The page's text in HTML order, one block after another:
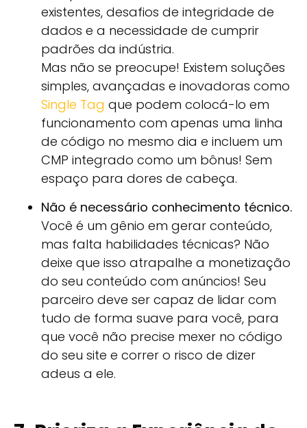
existentes, desafios de integridade de
dados e a necessidade de cumprir
padrões da indústria.
Mas não se preocupe! Existem soluções
simples, avançadas e inovadoras como
Single Tag que podem colocá-lo em
funcionamento com apenas uma linha
de código no mesmo dia e incluem um
CMP integrado como um bônus! Sem
espaço para dores de cabeça.
Não é necessário conhecimento técnico.
Você é um gênio em gerar conteúdo,
mas falta habilidades técnicas? Não
deixe que isso atrapalhe a monetização
do seu conteúdo com anúncios! Seu
parceiro deve ser capaz de lidar com
tudo de forma suave para você, para
que você não precise mexer no código
do seu site e correr o risco de dizer
adeus a ele.